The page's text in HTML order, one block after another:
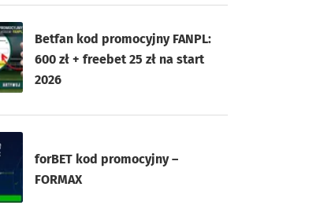
Betfan kod promocyjny FANPL:
600 zł + freebet 25 zł na start
2026
forBET kod promocyjny –
FORMAX